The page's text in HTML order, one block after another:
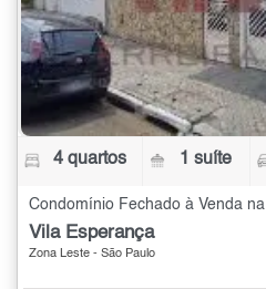
4 quartos 1 suíte
Condomínio Fechado à Venda
Vila Esperança
Zona Leste - São Paulo